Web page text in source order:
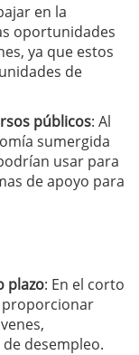
en la
oportunidades
ya que estos
de
públicos: Al
sumergida
usar para
de apoyo para
plazo: En el corto
proporcionar
desempleo.